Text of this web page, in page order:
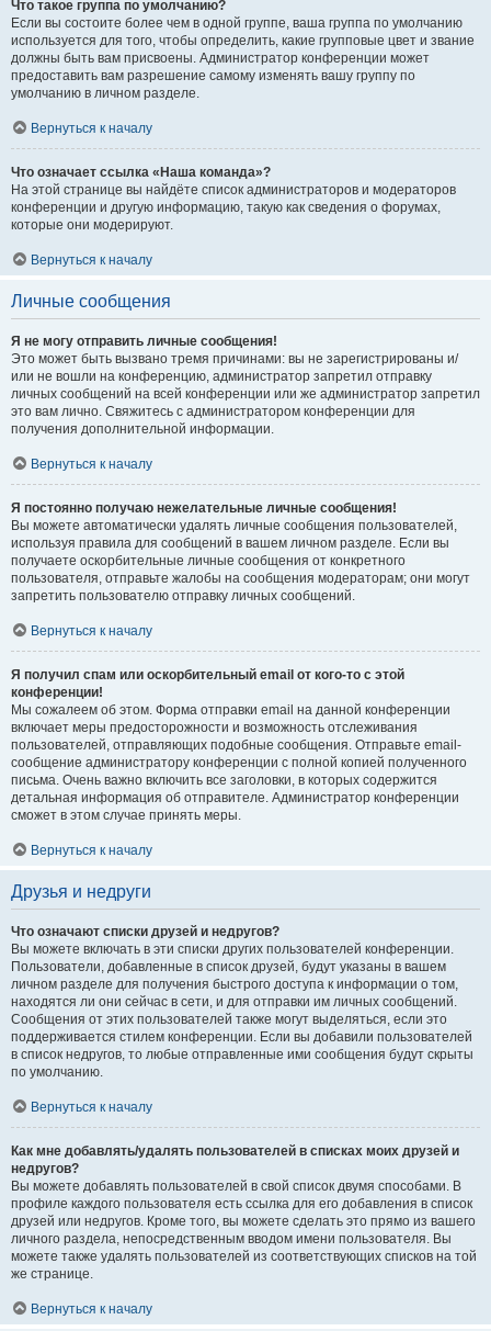
Что такое группа по умолчанию?
Если вы состоите более чем в одной группе, ваша группа по умолчанию
используется для того, чтобы определить, какие групповые цвет и звание
должны быть вам присвоены. Администратор конференции может
предоставить вам разрешение самому изменять вашу группу по
умолчанию в личном разделе.
Вернуться к началу
Что означает ссылка «Наша команда»?
На этой странице вы найдёте список администраторов и модераторов
конференции и другую информацию, такую как сведения о форумах,
которые они модерируют.
Вернуться к началу
Личные сообщения
Я не могу отправить личные сообщения!
Это может быть вызвано тремя причинами: вы не зарегистрированы и/
или не вошли на конференцию, администратор запретил отправку
личных сообщений на всей конференции или же администратор запретил
это вам лично. Свяжитесь с администратором конференции для
получения дополнительной информации.
Вернуться к началу
Я постоянно получаю нежелательные личные сообщения!
Вы можете автоматически удалять личные сообщения пользователей,
используя правила для сообщений в вашем личном разделе. Если вы
получаете оскорбительные личные сообщения от конкретного
пользователя, отправьте жалобы на сообщения модераторам; они могут
запретить пользователю отправку личных сообщений.
Вернуться к началу
Я получил спам или оскорбительный email от кого-то с этой
конференции!
Мы сожалеем об этом. Форма отправки email на данной конференции
включает меры предосторожности и возможность отслеживания
пользователей, отправляющих подобные сообщения. Отправьте email-
сообщение администратору конференции с полной копией полученного
письма. Очень важно включить все заголовки, в которых содержится
детальная информация об отправителе. Администратор конференции
сможет в этом случае принять меры.
Вернуться к началу
Друзья и недруги
Что означают списки друзей и недругов?
Вы можете включать в эти списки других пользователей конференции.
Пользователи, добавленные в список друзей, будут указаны в вашем
личном разделе для получения быстрого доступа к информации о том,
находятся ли они сейчас в сети, и для отправки им личных сообщений.
Сообщения от этих пользователей также могут выделяться, если это
поддерживается стилем конференции. Если вы добавили пользователей
в список недругов, то любые отправленные ими сообщения будут скрыты
по умолчанию.
Вернуться к началу
Как мне добавлять/удалять пользователей в списках моих друзей и
недругов?
Вы можете добавлять пользователей в свой список двумя способами. В
профиле каждого пользователя есть ссылка для его добавления в список
друзей или недругов. Кроме того, вы можете сделать это прямо из вашего
личного раздела, непосредственным вводом имени пользователя. Вы
можете также удалять пользователей из соответствующих списков на той
же странице.
Вернуться к началу